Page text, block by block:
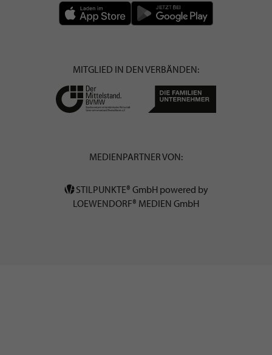
MITGLIED IN DEN VERBÄNDEN:
MEDIENPARTNER VON:
STILPUNKTE® GmbH powered by
LOEWENDORF® MEDIEN GmbH